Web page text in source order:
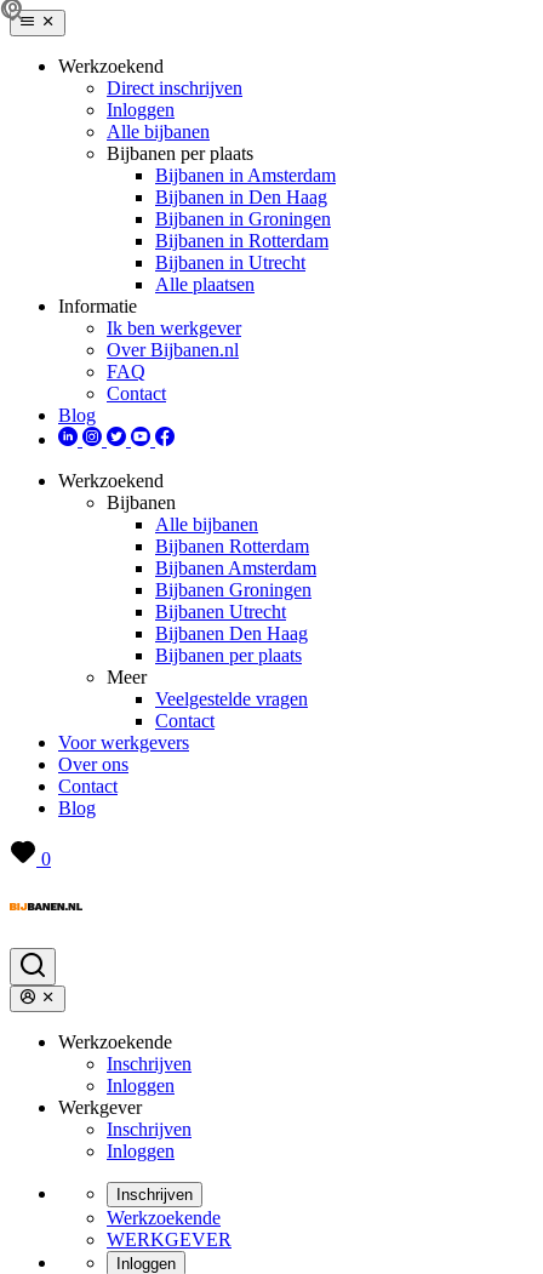
Werkzoekend
Direct inschrijven
Inloggen
Alle bijbanen
Bijbanen per plaats
Bijbanen in Amsterdam
Bijbanen in Den Haag
Bijbanen in Groningen
Bijbanen in Rotterdam
Bijbanen in Utrecht
Alle plaatsen
Informatie
Ik ben werkgever
Over Bijbanen.nl
FAQ
Contact
Blog
Werkzoekend
Bijbanen
Alle bijbanen
Bijbanen Rotterdam
Bijbanen Amsterdam
Bijbanen Groningen
Bijbanen Utrecht
Bijbanen Den Haag
Bijbanen per plaats
Meer
Veelgestelde vragen
Contact
Voor werkgevers
Over ons
Contact
Blog
0
Werkzoekende
Inschrijven
Inloggen
Werkgever
Inschrijven
Inloggen
Inschrijven
Werkzoekende
WERKGEVER
Inloggen